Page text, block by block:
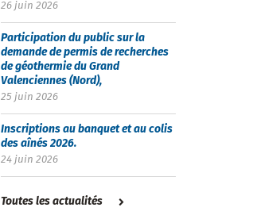
26 juin 2026
Participation du public sur la
demande de permis de recherches
de géothermie du Grand
Valenciennes (Nord),
25 juin 2026
Inscriptions au banquet et au colis
des aînés 2026.
24 juin 2026
Toutes les actualités